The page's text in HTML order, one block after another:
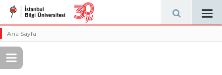
Ana Sayfa